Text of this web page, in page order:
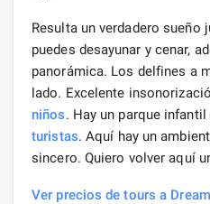
Resulta un verdadero sueño
puedes desayunar y cenar,
panorámica. Los delfines a
lado. Excelente
niños. Hay un parque
turistas. Aquí hay un
sincero. Quiero volver aquí
Ver precios de tours a